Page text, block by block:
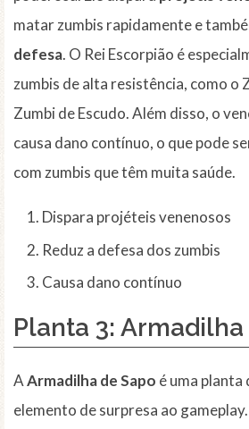
matar zumbis rapidamente e
defesa. O Rei Escorpião é
zumbis de alta resistência, como o
Zumbi de Escudo. Além disso, o
causa dano contínuo, o que pode
com zumbis que têm muita saúde.
Dispara projéteis venenosos
Reduz a defesa dos zumbis
Causa dano contínuo
Planta 3: Armadilha
AArmadilha de Sapo é uma planta
elemento de surpresa ao